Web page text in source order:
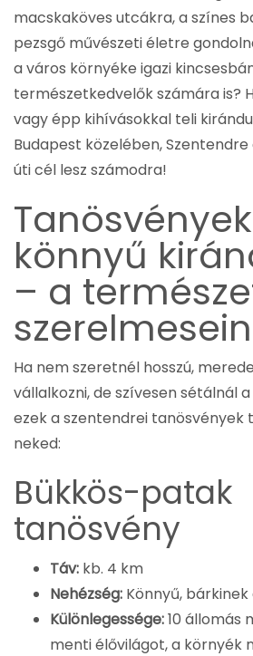
macskaköves utcákra, a színes
pezsgő művészeti életre
a város környéke igazi
természetkedvelők számára is?
vagy épp kihívásokkal teli
Budapest közelében,
úti cél lesz számodra!
könnyű
– a
Ha nem szeretnél hosszú,
vállalkozni, de szívesen sétálnál
ezek a szentendrei tanösvények
neked:
Bükkös-patak
tanösvény
Táv: kb. 4 km
Nehézség: Könnyű,
Különlegessége:10 állomás
menti élővilágot, a környék